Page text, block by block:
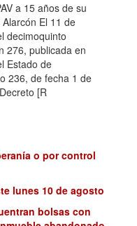
a 15 años de su
El 11 de
decimoquinto
276, publicada en
Estado de
236, de fecha 1 de
[R
o por control
lunes 10 de agosto
bolsas con